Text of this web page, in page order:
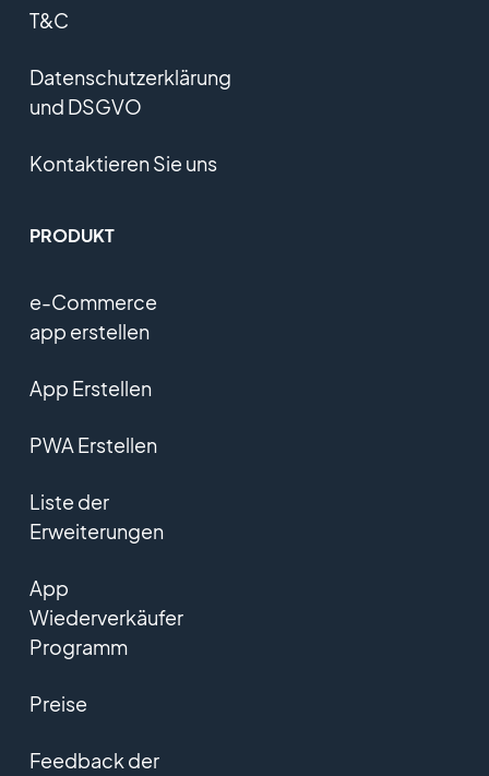
T&C
Datenschutzerklärung
und DSGVO
Kontaktieren Sie uns
PRODUKT
e-Commerce
app erstellen
App Erstellen
PWA Erstellen
Liste der
Erweiterungen
App
Wiederverkäufer
Programm
Preise
Feedback der